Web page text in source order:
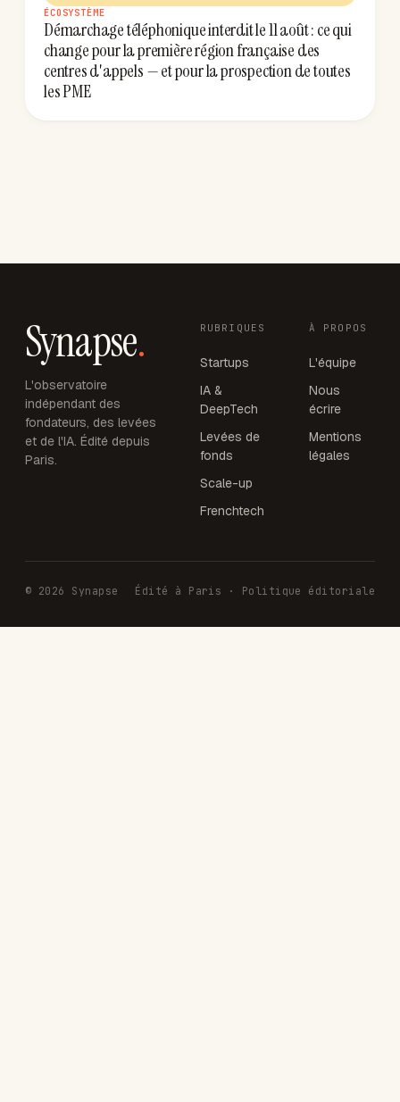
ÉCOSYSTÈME
Démarchage téléphonique interdit le 11 août : ce qui
change pour la première région française des
centres d'appels — et pour la prospection de toutes
les PME
Synapse.
L'observatoire
indépendant des
fondateurs, des levées
et de l'IA. Édité depuis
Paris.
RUBRIQUES
Startups
IA &
DeepTech
Levées de
fonds
Scale-up
Frenchtech
À PROPOS
L'équipe
Nous
écrire
Mentions
légales
© 2026 Synapse Édité à Paris · Politique éditoriale